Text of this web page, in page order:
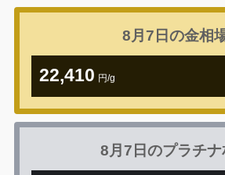
8月7日の金相
22,410 円/g
8月7日のプラチナ